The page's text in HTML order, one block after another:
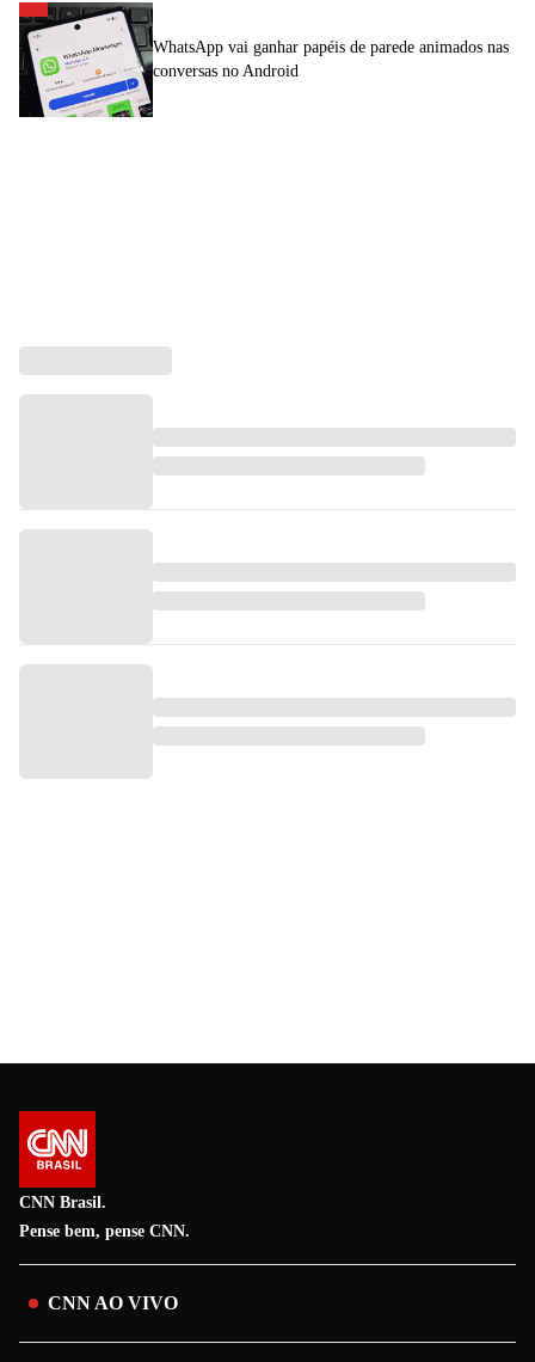
WhatsApp vai ganhar papéis de parede animados nas
conversas no Android
CNN Brasil.
Pense bem, pense CNN.
CNN AO VIVO